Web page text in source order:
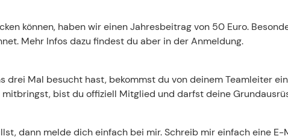
können, haben wir einen Jahresbeitrag von 50 Euro.
Mehr Infos dazu findest du aber in der Anmeldung.
drei Mal besucht hast, bekommst du von deinem Teamleiter
bist du offiziell Mitglied und darfst deine
dann melde dich einfach bei mir. Schreib mir einfach eine